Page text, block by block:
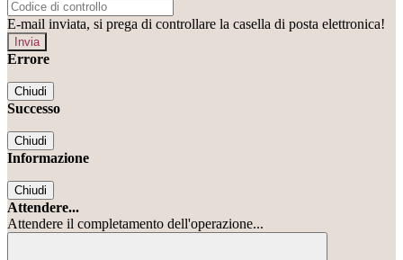
E-mail inviata, si prega di controllare la casella di posta elettronica!
Errore
Chiudi
Successo
Chiudi
Informazione
Chiudi
Attendere...
Attendere il completamento dell'operazione...